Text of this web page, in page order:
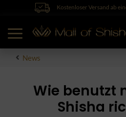
Kostenloser Versand ab
News
Wie benutzt
Shisha